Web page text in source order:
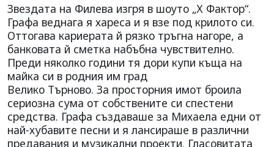
Звездата на Филева изгря в шоуто „Х Фактор“.
Графа веднага я хареса и я взе под крилото си.
Оттогава кариерата й рязко тръгна нагоре, а
банковата й сметка набъбна чувствително.
Преди няколко години тя дори купи къща на
майка си в родния им град
Велико Търново. За просторния имот броила
сериозна сума от собствените си спестени
средства. Графа създаваше за Михаела едни от
най-хубавите песни и я лансираше в различни
предавания и музикални проекти. Гласовитата